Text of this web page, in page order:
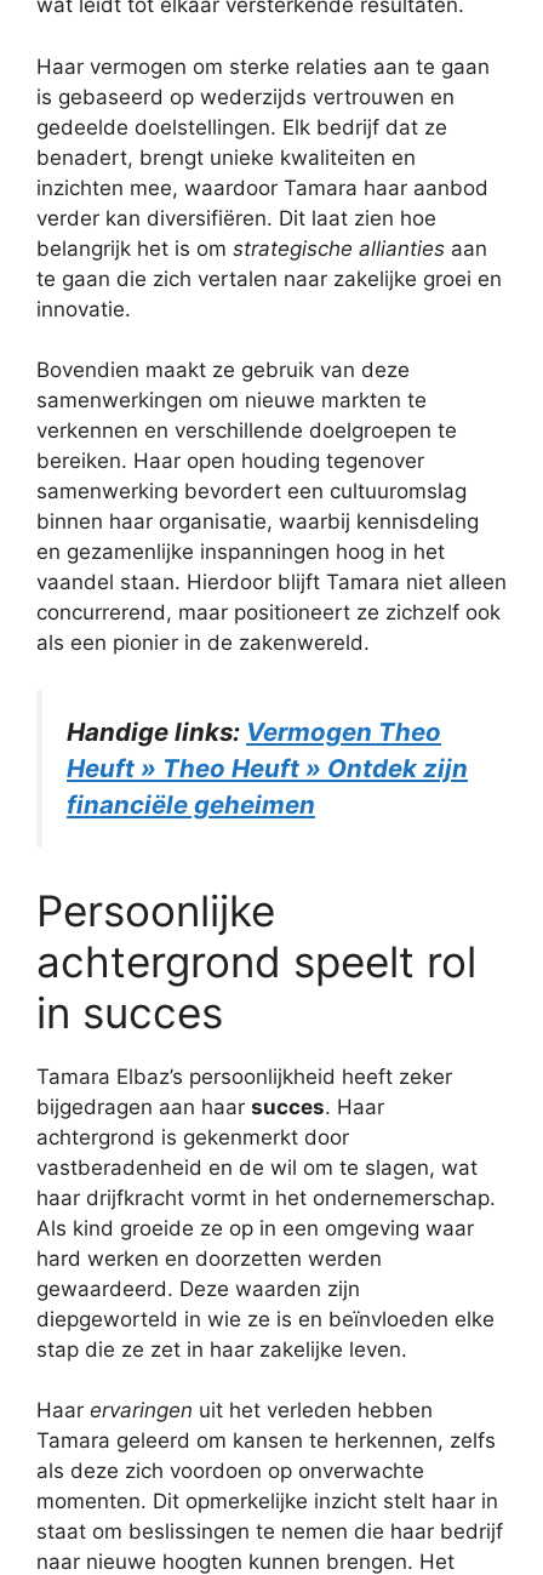
wat leidt tot elkaar versterkende resultaten.
Haar vermogen om sterke relaties aan te gaan
is gebaseerd op wederzijds vertrouwen en
gedeelde doelstellingen. Elk bedrijf dat ze
benadert, brengt unieke kwaliteiten en
inzichten mee, waardoor Tamara haar aanbod
verder kan diversifiëren. Dit laat zien hoe
belangrijk het is om strategische allianties aan
te gaan die zich vertalen naar zakelijke groei en
innovatie.
Bovendien maakt ze gebruik van deze
samenwerkingen om nieuwe markten te
verkennen en verschillende doelgroepen te
bereiken. Haar open houding tegenover
samenwerking bevordert een cultuuromslag
binnen haar organisatie, waarbij kennisdeling
en gezamenlijke inspanningen hoog in het
vaandel staan. Hierdoor blijft Tamara niet alleen
concurrerend, maar positioneert ze zichzelf ook
als een pionier in de zakenwereld.
Handige links: Vermogen Theo
Heuft » Theo Heuft » Ontdek zijn
financiële geheimen
Persoonlijke
achtergrond speelt rol
in succes
Tamara Elbaz’s persoonlijkheid heeft zeker
bijgedragen aan haar succes. Haar
achtergrond is gekenmerkt door
vastberadenheid en de wil om te slagen, wat
haar drijfkracht vormt in het ondernemerschap.
Als kind groeide ze op in een omgeving waar
hard werken en doorzetten werden
gewaardeerd. Deze waarden zijn
diepgeworteld in wie ze is en beïnvloeden elke
stap die ze zet in haar zakelijke leven.
Haar ervaringen uit het verleden hebben
Tamara geleerd om kansen te herkennen, zelfs
als deze zich voordoen op onverwachte
momenten. Dit opmerkelijke inzicht stelt haar in
staat om beslissingen te nemen die haar bedrijf
naar nieuwe hoogten kunnen brengen. Het